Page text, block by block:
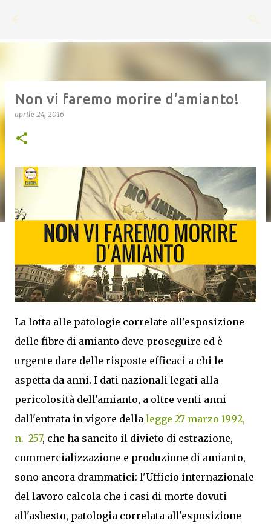
Non vi faremo morire d'amianto!
aprile 24, 2016
La lotta alle patologie correlate all'esposizione
delle fibre di amianto deve proseguire ed è
urgente dare delle risposte efficaci a chi le
aspetta da anni. I dati nazionali legati alla
pericolosità dell'amianto, a oltre venti anni
dall'entrata in vigore della legge 27 marzo 1992,
n. 257, che ha sancito il divieto di estrazione,
commercializzazione e produzione di amianto,
sono ancora drammatici: l'Ufficio internazionale
del lavoro calcola che i casi di morte dovuti
all'asbesto, patologia correlata all'esposizione